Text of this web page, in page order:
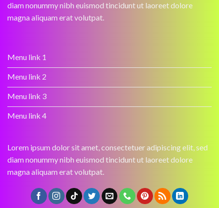
diam nonummy nibh euismod tincidunt ut laoreet dolore
magna aliquam erat volutpat.
Menu link 1
Menu link 2
Menu link 3
Menu link 4
Lorem ipsum dolor sit amet, consectetuer adipiscing elit, sed
diam nonummy nibh euismod tincidunt ut laoreet dolore
magna aliquam erat volutpat.